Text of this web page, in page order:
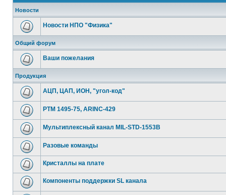
Новости
Новости НПО "Физика"
Общий форум
Ваши пожелания
Продукция
АЦП, ЦАП, ИОН, "угол-код"
РТМ 1495-75, ARINC-429
Мультиплексный канал MIL-STD-1553B
Разовые команды
Кристаллы на плате
Компоненты поддержки SL канала